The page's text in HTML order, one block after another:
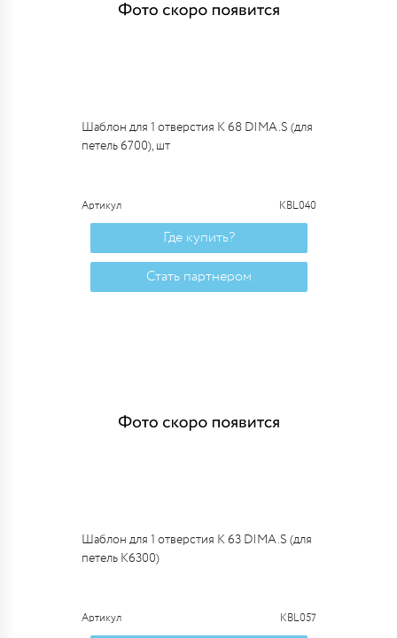
Шаблон для 1 отверстия К 68 DIMA.S (для
петель 6700), шт
Артикул KBL040
Где купить?
Стать партнером
Шаблон для 1 отверстия К 63 DIMA.S (для
петель K6300)
Артикул KBL057